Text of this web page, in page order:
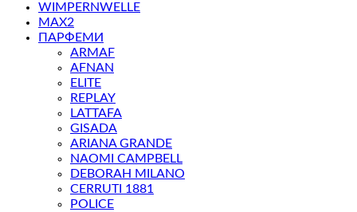
WIMPERNWELLE
MAX2
ПАРФЕМИ
ARMAF
AFNAN
ELITE
REPLAY
LATTAFA
GISADA
ARIANA GRANDE
NAOMI CAMPBELL
DEBORAH MILANO
CERRUTI 1881
POLICE